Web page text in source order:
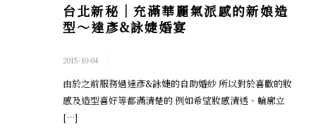
台北新秘│充滿華麗氣派感的新娘造
型～達彥&詠婕婚宴
2015-10-04
由於之前服務過達彥&詠婕的自助婚紗 所以對於喜歡的妝
感及造型喜好等都滿清楚的 例如希望妝感清透、輪廓立
[…]